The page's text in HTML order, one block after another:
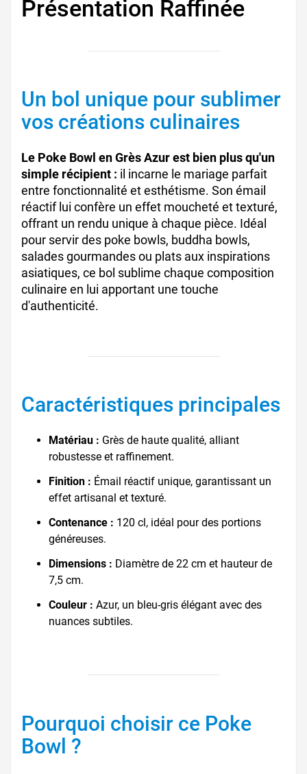
Présentation Raffinée
Un bol unique pour sublimer
vos créations culinaires
Le Poke Bowl en Grès Azur est bien plus qu'un
simple récipient : il incarne le mariage parfait
entre fonctionnalité et esthétisme. Son émail
réactif lui confère un effet moucheté et texturé,
offrant un rendu unique à chaque pièce. Idéal
pour servir des poke bowls, buddha bowls,
salades gourmandes ou plats aux inspirations
asiatiques, ce bol sublime chaque composition
culinaire en lui apportant une touche
d'authenticité.
Caractéristiques principales
Matériau : Grès de haute qualité, alliant
robustesse et raffinement.
Finition : Émail réactif unique, garantissant un
effet artisanal et texturé.
Contenance : 120 cl, idéal pour des portions
généreuses.
Dimensions : Diamètre de 22 cm et hauteur de
7,5 cm.
Couleur : Azur, un bleu-gris élégant avec des
nuances subtiles.
Pourquoi choisir ce Poke
Bowl ?